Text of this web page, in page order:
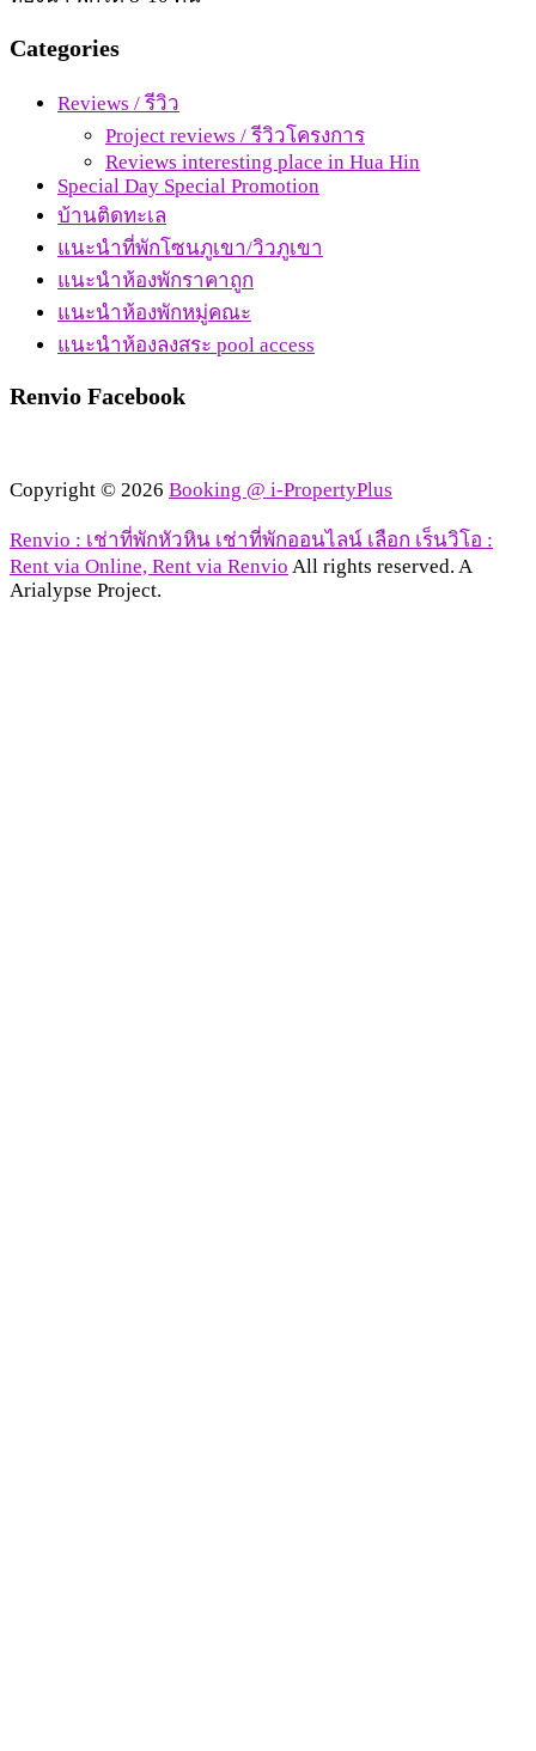
Categories
Reviews / รีวิว
Project reviews / รีวิวโครงการ
Reviews interesting place in Hua Hin
Special Day Special Promotion
บ้านติดทะเล
แนะนำที่พักโซนภูเขา/วิวภูเขา
แนะนำห้องพักราคาถูก
แนะนำห้องพักหมู่คณะ
แนะนำห้องลงสระ pool access
Renvio Facebook
Copyright © 2026 Booking @ i-PropertyPlus
Renvio : เช่าที่พักหัวหิน เช่าที่พักออนไลน์ เลือก เร็นวิโอ :
Rent via Online, Rent via Renvio All rights reserved. A
Arialypse Project.